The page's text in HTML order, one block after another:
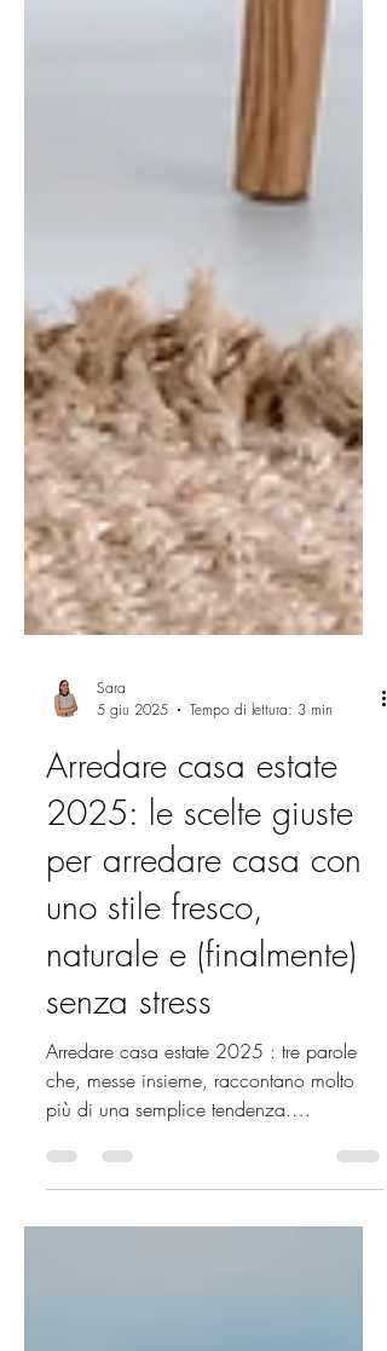
5 giu 2025
Tempo di lettura: 3 min
Arredare casa estate
2025: le scelte giuste
per arredare casa con
uno stile fresco,
naturale e (finalmente)
senza stress
Arredare casa estate 2025 : tre parole
che, messe insieme, raccontano molto
più di una semplice tendenza.